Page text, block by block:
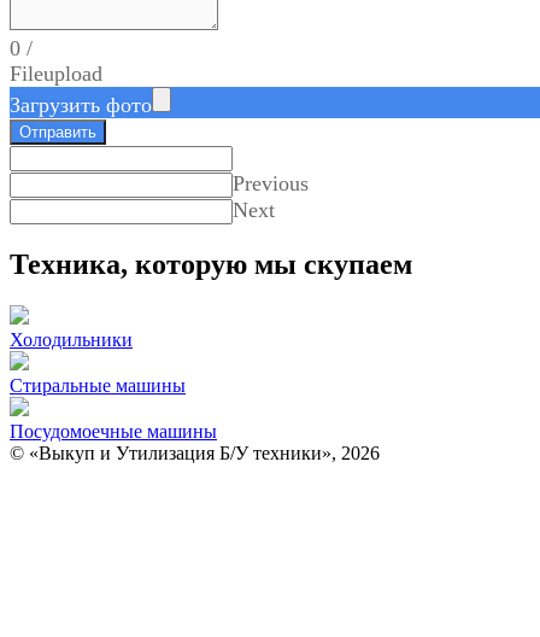
0 /
Fileupload
Загрузить фото
Отправить
Previous
Next
Техника, которую мы скупаем
Холодильники
Стиральные машины
Посудомоечные машины
© «Выкуп и Утилизация Б/У техники», 2026